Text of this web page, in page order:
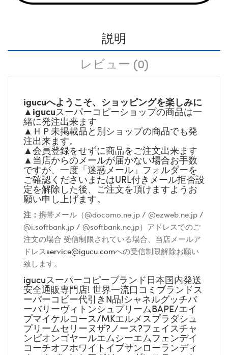
説明
レビュー (0)
igucuへようこそ、ショッピングを楽しみに
▲ igucuスーパーコピーショップの商品は一
緒に発注出来ます
▲ＨＰ未掲載品と別ショップの商品でも発
注出来ます。
▲会員登録をせずに商品をご注文出来ます
▲当店からのメールが届かない場合お手数
ですが、一度「迷惑メール」フォルダーを
ご確認くださいまたはURL付きメール拒否設
定を解除した後、ご注文を頂けますようお
願い申し上げます。
注： 携帯メール（@docomo.ne.jp / @ezweb.ne.jp /
@i.softbank.jp / @softbank.ne.jp）アドレスでのご
注文の場合 受信制限されている場合、当店メールア
ドレスservice@igucu.comへの受信制限解除お願い
致します。
igucuスーパーコピーブランド日本国内発送
安全通販専門店! 世界一流口コミブランドス
ーパーコピー代引きN品!シャネルグッチバ
ーバリーヴィトンシュプリームBAPE/エイ
プマイケルコース/MKエルメスプラダシュ
プリームセリーヌザ?ノース?フェイスチャ
ンピオンゴヤールエムシーエムフェンデイ
コーチオフホワイトイブサンローランディ